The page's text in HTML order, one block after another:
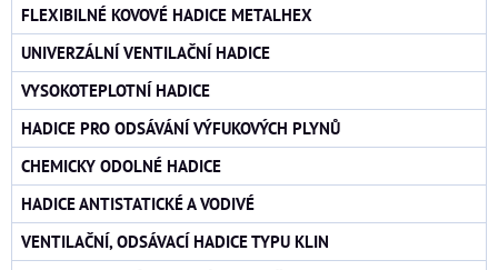
FLEXIBILNÉ KOVOVÉ HADICE METALHEX
UNIVERZÁLNÍ VENTILAČNÍ HADICE
VYSOKOTEPLOTNÍ HADICE
HADICE PRO ODSÁVÁNÍ VÝFUKOVÝCH PLYNŮ
CHEMICKY ODOLNÉ HADICE
HADICE ANTISTATICKÉ A VODIVÉ
VENTILAČNÍ, ODSÁVACÍ HADICE TYPU KLIN